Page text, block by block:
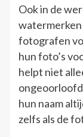
Ook in de
watermerken
fotografen
hun foto’s
helpt niet
hun naam
zelfs als de